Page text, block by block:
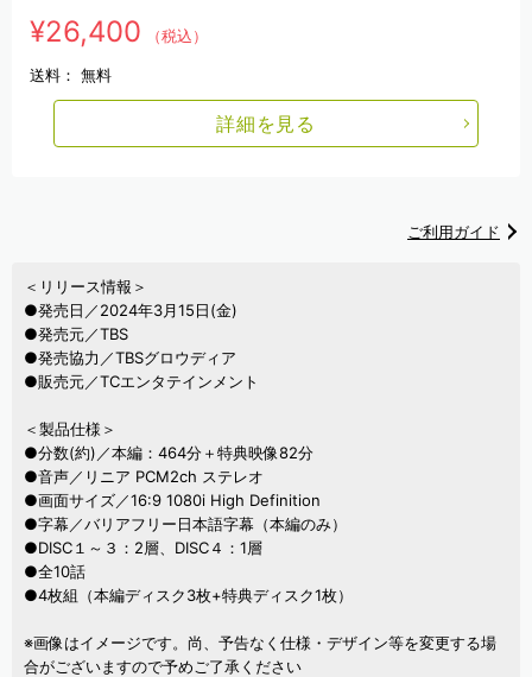
¥26,400 （税込）
送料： 無料
詳細を見る
ご利用ガイド
＜リリース情報＞
●発売日／2024年3月15日(金)
●発売元／TBS
●発売協力／TBSグロウディア
●販売元／TCエンタテインメント
＜製品仕様＞
●分数(約)／本編：464分＋特典映像82分
●音声／リニア PCM2ch ステレオ
●画面サイズ／16:9 1080i High Definition
●字幕／バリアフリー日本語字幕（本編のみ）
●DISC１～３：2層、DISC４：1層
●全10話
●4枚組（本編ディスク3枚+特典ディスク1枚）
※画像はイメージです。尚、予告なく仕様・デザイン等を変更する場
合がございますので予めご了承ください